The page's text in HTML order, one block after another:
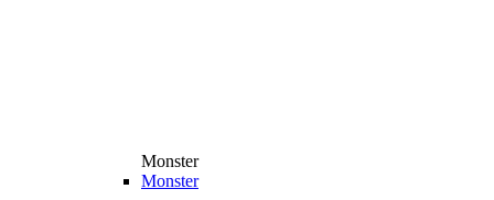
Monster
Monster